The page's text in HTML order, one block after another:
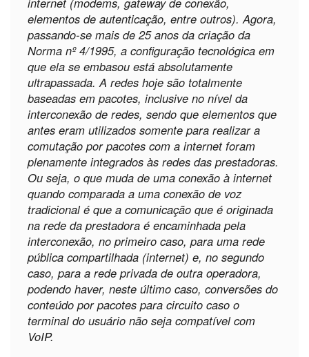
elementos de autenticação, entre outros). Agora,
passando-se mais de 25 anos da criação da
Norma nº 4/1995, a configuração tecnológica em
que ela se embasou está absolutamente
ultrapassada. A redes hoje são totalmente
baseadas em pacotes, inclusive no nível da
interconexão de redes, sendo que elementos que
antes eram utilizados somente para realizar a
comutação por pacotes com a internet foram
plenamente integrados às redes das prestadoras.
Ou seja, o que muda de uma conexão à internet
quando comparada a uma conexão de voz
tradicional é que a comunicação que é originada
na rede da prestadora é encaminhada pela
interconexão, no primeiro caso, para uma rede
pública compartilhada (internet) e, no segundo
caso, para a rede privada de outra operadora,
podendo haver, neste último caso, conversões do
conteúdo por pacotes para circuito caso o
terminal do usuário não seja compatível com
VoIP.